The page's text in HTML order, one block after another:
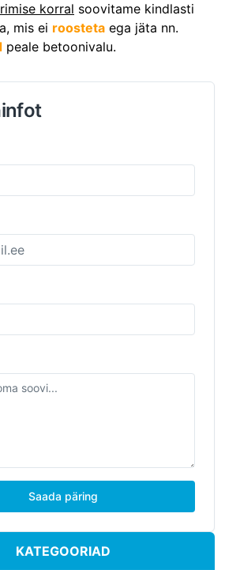
korral soovitame kindlasti
mis ei roosteta ega jäta nn.
peale betoonivalu.
Saada päring
KATEGOORIAD